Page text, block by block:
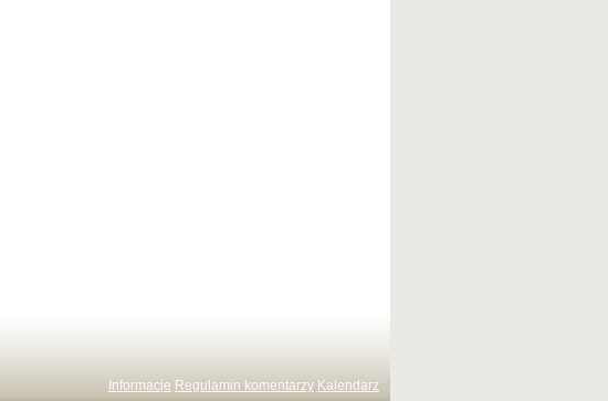
Informacje Regulamin komentarzy Kalendarz